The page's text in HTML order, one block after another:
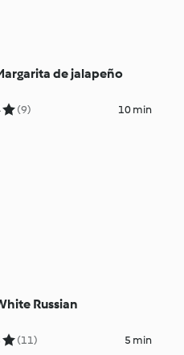
de jalapeño
(9) 10 min
Russian
(11) 5 min